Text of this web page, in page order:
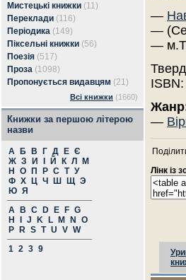
Мистецькі книжки (11)
Переклади (116)
Періодика (149)
Піксельні книжки (56)
Поезія (517)
Проза (1098)
Пропонується видавцям (21)
Всі книжки (1660)
Книжки за першою літерою
назви
А Б В Г Д Е Є
Ж З И Й К Л
М
Н
О П Р С Т У
Ф Х Ц Ч Ш Щ Э
Ю Я
A
B C D E F G
H
J K L M N
O
P
R S T U V W
1 2 3 9
—
—
—
—
Лінк із